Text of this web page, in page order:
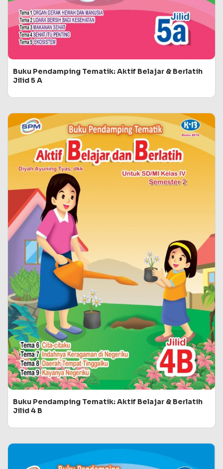
Buku Pendamping Tematik: Aktif Belajar & Berlatih
Jilid 5 A
Buku Pendamping Tematik: Aktif Belajar & Berlatih
Jilid 4 B